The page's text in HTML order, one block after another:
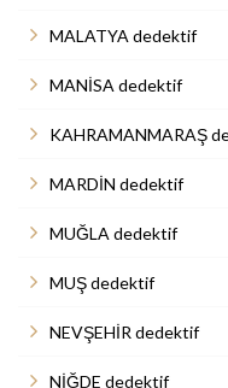
MALATYA dedektif
MANİSA dedektif
KAHRAMANMARAŞ
MARDİN dedektif
MUĞLA dedektif
MUŞ dedektif
NEVŞEHİR dedektif
NİĞDE dedektif